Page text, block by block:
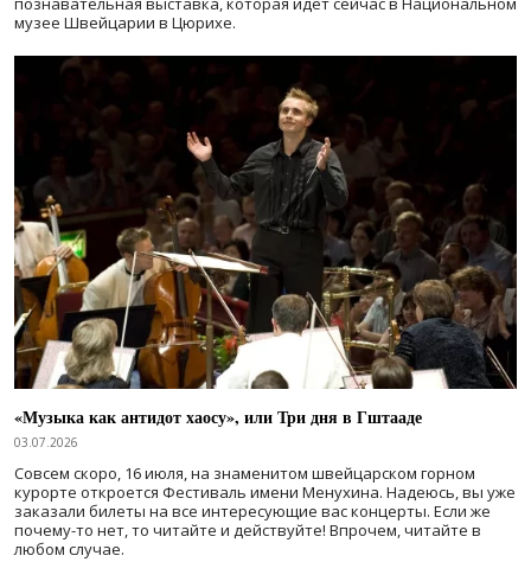
музее Швейцарии в Цюрихе.
«Музыка как антидот хаосу», или Три дня в Гштааде
03.07.2026
Совсем скоро, 16 июля, на знаменитом швейцарском горном
курорте откроется Фестиваль имени Менухина. Надеюсь, вы уже
заказали билеты на все интересующие вас концерты. Если же
почему-то нет, то читайте и действуйте! Впрочем, читайте в
любом случае.